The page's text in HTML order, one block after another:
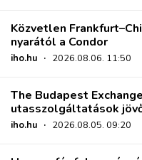
Közvetlen
nyarától a Condor
iho.hu · 2026.08.06. 11:50
The Budapest
utasszolgáltatások
iho.hu · 2026.08.05. 09:20